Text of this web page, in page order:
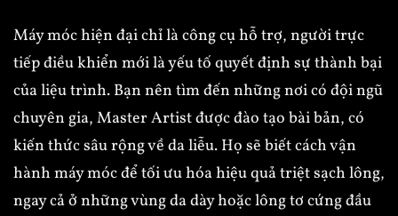
Máy móc hiện đại chỉ là công cụ hỗ trợ, người trực
tiếp điều khiển mới là yếu tố quyết định sự thành bại
của liệu trình. Bạn nên tìm đến những nơi có đội ngũ
chuyên gia, Master Artist được đào tạo bài bản, có
kiến thức sâu rộng về da liễu. Họ sẽ biết cách vận
hành máy móc để tối ưu hóa hiệu quả triệt sạch lông,
ngay cả ở những vùng da dày hoặc lông tơ cứng đầu